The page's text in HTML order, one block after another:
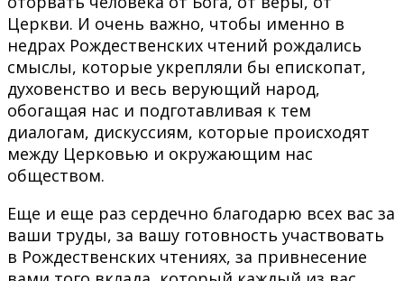
Церкви. И очень важно, чтобы именно в
недрах Рождественских чтений рождались
смыслы, которые укрепляли бы епископат,
духовенство и весь верующий народ,
обогащая нас и подготавливая к тем
диалогам, дискуссиям, которые происходят
между Церковью и окружающим нас
обществом.
Еще и еще раз сердечно благодарю всех вас за
ваши труды, за вашу готовность участвовать
в Рождественских чтениях, за привнесение